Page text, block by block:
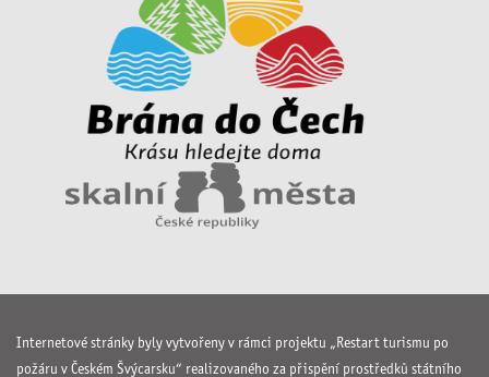
Internetové stránky byly vytvořeny v rámci projektu „Restart turismu po
požáru v Českém Švýcarsku“ realizovaného za přispění prostředků státního